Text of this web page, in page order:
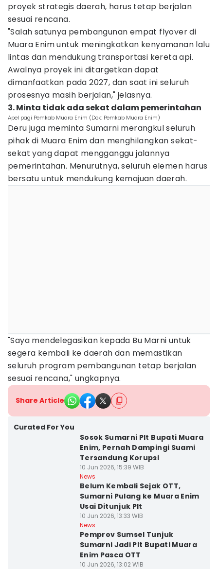
proyek strategis daerah, harus tetap berjalan
sesuai rencana.
"Salah satunya pembangunan empat flyover di
Muara Enim untuk meningkatkan kenyamanan lalu
lintas dan mendukung transportasi kereta api.
Awalnya proyek ini ditargetkan dapat
dimanfaatkan pada 2027, dan saat ini seluruh
prosesnya masih berjalan," jelasnya.
3. Minta tidak ada sekat dalam pemerintahan
Apel pagi Pemkab Muara Enim (Dok: Pemkab Muara Enim)
Deru juga meminta Sumarni merangkul seluruh
pihak di Muara Enim dan menghilangkan sekat-
sekat yang dapat mengganggu jalannya
pemerintahan. Menurutnya, seluruh elemen harus
bersatu untuk mendukung kemajuan daerah.
"Saya mendelegasikan kepada Bu Marni untuk
segera kembali ke daerah dan memastikan
seluruh program pembangunan tetap berjalan
sesuai rencana," ungkapnya.
Share Article
Curated For You
Sosok Sumarni Plt Bupati Muara
Enim, Pernah Dampingi Suami
Tersandung Korupsi
10 Jun 2026, 15:39 WIB
News
Belum Kembali Sejak OTT,
Sumarni Pulang ke Muara Enim
Usai Ditunjuk Plt
10 Jun 2026, 13:33 WIB
News
Pemprov Sumsel Tunjuk
Sumarni Jadi Plt Bupati Muara
Enim Pasca OTT
10 Jun 2026, 13:02 WIB